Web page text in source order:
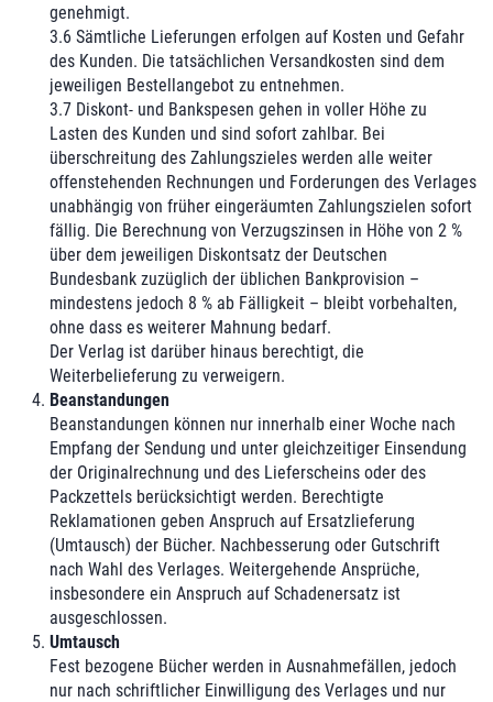
genehmigt.
3.6 Sämtliche Lieferungen erfolgen auf Kosten und Gefahr
des Kunden. Die tatsächlichen Versandkosten sind dem
jeweiligen Bestellangebot zu entnehmen.
3.7 Diskont- und Bankspesen gehen in voller Höhe zu
Lasten des Kunden und sind sofort zahlbar. Bei
überschreitung des Zahlungszieles werden alle weiter
offenstehenden Rechnungen und Forderungen des Verlages
unabhängig von früher eingeräumten Zahlungszielen sofort
fällig. Die Berechnung von Verzugszinsen in Höhe von 2 %
über dem jeweiligen Diskontsatz der Deutschen
Bundesbank zuzüglich der üblichen Bankprovision –
mindestens jedoch 8 % ab Fälligkeit – bleibt vorbehalten,
ohne dass es weiterer Mahnung bedarf.
Der Verlag ist darüber hinaus berechtigt, die
Weiterbelieferung zu verweigern.
Beanstandungen
Beanstandungen können nur innerhalb einer Woche nach
Empfang der Sendung und unter gleichzeitiger Einsendung
der Originalrechnung und des Lieferscheins oder des
Packzettels berücksichtigt werden. Berechtigte
Reklamationen geben Anspruch auf Ersatzlieferung
(Umtausch) der Bücher. Nachbesserung oder Gutschrift
nach Wahl des Verlages. Weitergehende Ansprüche,
insbesondere ein Anspruch auf Schadenersatz ist
ausgeschlossen.
Umtausch
Fest bezogene Bücher werden in Ausnahmefällen, jedoch
nur nach schriftlicher Einwilligung des Verlages und nur